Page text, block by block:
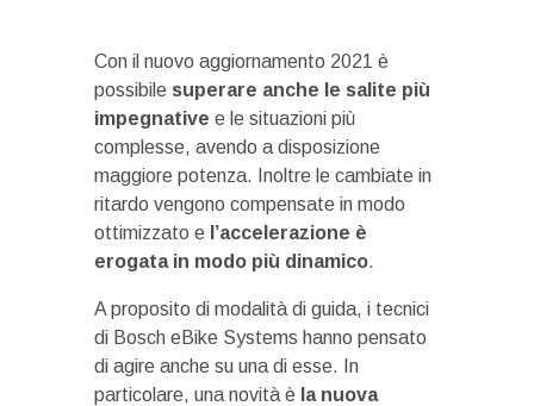
Con il nuovo aggiornamento 2021 è
possibile superare anche le salite più
impegnative e le situazioni più
complesse, avendo a disposizione
maggiore potenza. Inoltre le cambiate in
ritardo vengono compensate in modo
ottimizzato e l’accelerazione è
erogata in modo più dinamico.
A proposito di modalità di guida, i tecnici
di Bosch eBike Systems hanno pensato
di agire anche su una di esse. In
particolare, una novità è la nuova